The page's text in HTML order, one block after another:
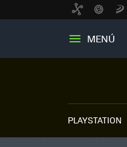
MENÚ
PLAYSTATION